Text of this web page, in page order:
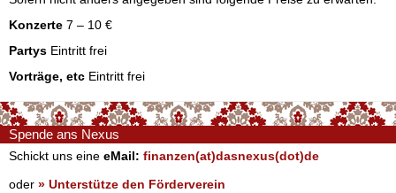
Konzerte 7 – 10 €
Partys Eintritt frei
Vorträge, etc Eintritt frei
Spende ans Nexus
Schickt uns eine eMail: finanzen(at)dasnexus(dot)de
oder » Unterstütze den Förderverein